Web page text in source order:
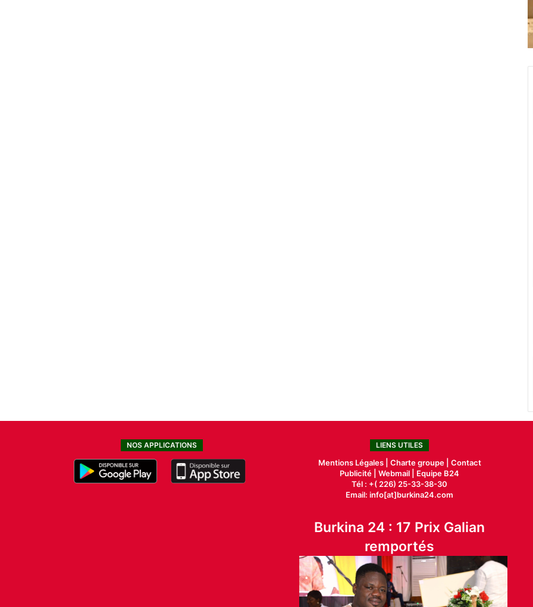
NOS APPLICATIONS LIENS UTILES
Mentions Légales | Charte groupe | Contact
Publicité |Webmail |
Equipe B24
Tél : +( 226) 25-33-38-30
Email: info[at]burkina24.com
Burkina 24 : 17 Prix Galian
remportés